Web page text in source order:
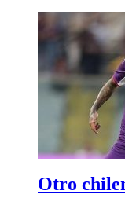
Otro